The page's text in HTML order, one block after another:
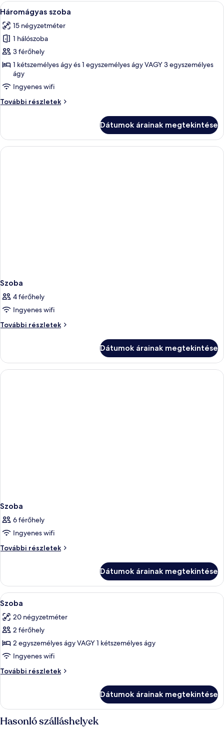
A
következő
szoba
összes
képének
megtekintése:
Háromágyas
szoba
Egy hálószoba, amelyben található
21
Háromágyas szoba
15 négyzetméter
1 hálószoba
3 férőhely
1 kétszemélyes ágy és 1 egyszemélyes ágy VAGY 3 egyszemélyes
ágy
Ingyenes wifi
További részletek
Háromágyas
Dátumok árainak megtekintése
Szoba
4 férőhely
Ingyenes wifi
További részletek
Szoba
Dátumok árainak megtekintése
Szoba
6 férőhely
Ingyenes wifi
További részletek
Szoba
Dátumok árainak megtekintése
A
következő
szoba
összes
képének
megtekintése:
Szoba
Széf a szobában, ingyenes wifi és
2
Szoba
20 négyzetméter
2 férőhely
2 egyszemélyes ágy VAGY 1 kétszemélyes ágy
Ingyenes wifi
További részletek
Szoba
Dátumok árainak megtekintése
Hasonló szálláshelyek